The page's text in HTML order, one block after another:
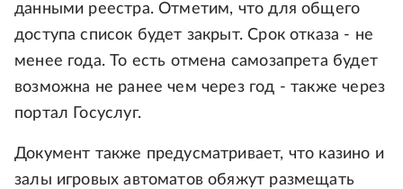
данными реестра. Отметим, что для общего
доступа список будет закрыт. Срок отказа - не
менее года. То есть отмена самозапрета будет
возможна не ранее чем через год - также через
портал Госуслуг.
Документ также предусматривает, что казино и
залы игровых автоматов обяжут размещать